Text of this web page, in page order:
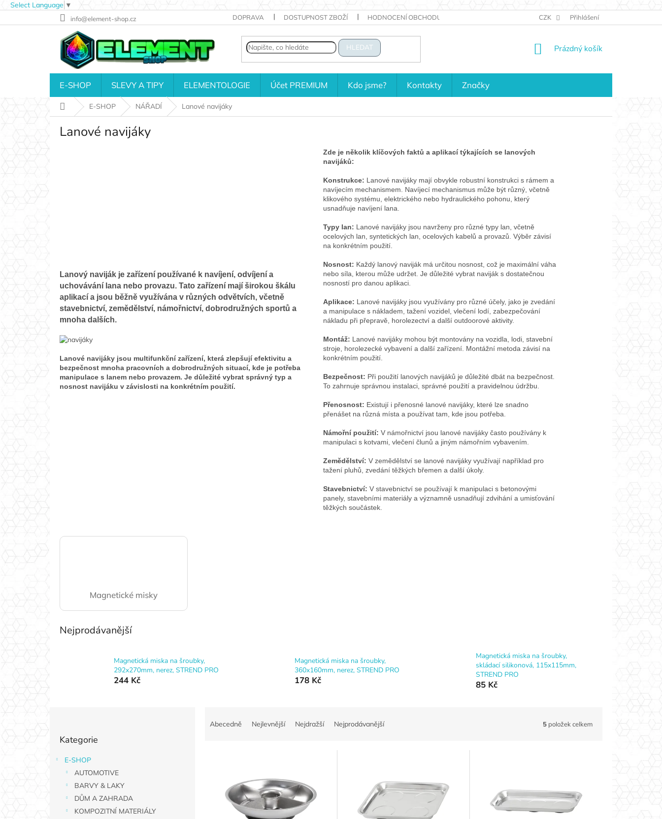
Select Language ▼
na
info@element-shop.cz DOPRAVA DOSTUPNOST ZBOŽÍ HODNOCENÍ OBCHODU KONTAKTY KDO JSME?
CZK Přihlášení
HLEDAT
NÁKUPNÍ
Prázdný košík
E-SHOP SLEVY A TIPY ELEMENTOLOGIE Účet PREMIUM Kdo jsme? Kontakty Značky
Domů E-SHOP NÁŘADÍ Lanové navijáky
Lanové navijáky
Lanový naviják je zařízení používané k navíjení, odvíjení a
uchovávání lana nebo provazu. Tato zařízení mají širokou škálu
aplikací a jsou běžně využívána v různých odvětvích, včetně
stavebnictví, zemědělství, námořnictví, dobrodružných sportů a
mnoha dalších.
Lanové navijáky jsou multifunkční zařízení, která zlepšují efektivitu a
bezpečnost mnoha pracovních a dobrodružných situací, kde je potřeba
manipulace s lanem nebo provazem. Je důležité vybrat správný typ a
nosnost navijáku v závislosti na konkrétním použití.
Zde je několik klíčových faktů a aplikací týkajících se lanových
navijáků:
Konstrukce: Lanové navijáky mají obvykle robustní konstrukci s rámem a
navíjecím mechanismem. Navíjecí mechanismus může být různý, včetně
klikového systému, elektrického nebo hydraulického pohonu, který
usnadňuje navíjení lana.
Typy lan: Lanové navijáky jsou navrženy pro různé typy lan, včetně
ocelových lan, syntetických lan, ocelových kabelů a provazů. Výběr závisí
na konkrétním použití.
Nosnost: Každý lanový naviják má určitou nosnost, což je maximální váha
nebo síla, kterou může udržet. Je důležité vybrat naviják s dostatečnou
nosností pro danou aplikaci.
Aplikace: Lanové navijáky jsou využívány pro různé účely, jako je zvedání
a manipulace s nákladem, tažení vozidel, vlečení lodí, zabezpečování
nákladu při přepravě, horolezectví a další outdoorové aktivity.
Montáž: Lanové navijáky mohou být montovány na vozidla, lodi, stavební
stroje, horolezecké vybavení a další zařízení. Montážní metoda závisí na
konkrétním použití.
Bezpečnost: Při použití lanových navijáků je důležité dbát na bezpečnost.
To zahrnuje správnou instalaci, správné použití a pravidelnou údržbu.
Přenosnost: Existují i přenosné lanové navijáky, které lze snadno
přenášet na různá místa a používat tam, kde jsou potřeba.
Námořní použití: V námořnictví jsou lanové navijáky často používány k
manipulaci s kotvami, vlečení člunů a jiným námořním vybavením.
Zemědělství: V zemědělství se lanové navijáky využívají například pro
tažení pluhů, zvedání těžkých břemen a další úkoly.
Stavebnictví: V stavebnictví se používají k manipulaci s betonovými
panely, stavebními materiály a významně usnadňují zdvihání a umisťování
těžkých součástek.
Magnetické misky
Nejprodávanější
Magnetická miska na šroubky,
292x270mm, nerez, STREND PRO
244 Kč
Magnetická miska na šroubky,
360x160mm, nerez, STREND PRO
178 Kč
Magnetická miska na šroubky,
skládací silikonová, 115x115mm,
STREND PRO
85 Kč
r
kategorie
Kategorie
E-SHOP
AUTOMOTIVE
BARVY & LAKY
DŮM A ZAHRADA
KOMPOZITNÍ MATERIÁLY
Abecedně Nejlevnější Nejdražší Nejprodávanější 5 položek celkem